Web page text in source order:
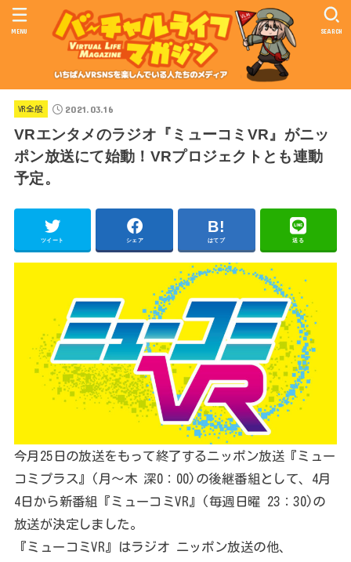
SEARCH
MENU
VR全般 2021.03.16
VRエンタメのラジオ『ミューコミVR』がニッ
ポン放送にて始動！VRプロジェクトとも連動
予定。
ツイート シェア はてブ 送る
今月25日の放送をもって終了するニッポン放送『ミュー
コミプラス』(月～木 深0：00)の後継番組として、4月
4日から新番組『ミューコミVR』(毎週日曜 23：30)の
放送が決定しました。
『ミューコミVR』はラジオ ニッポン放送の他、